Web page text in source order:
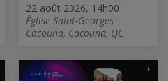
22 août 2026, 14h00
Église Saint-Georges
Cacouna, Cacouna, QC